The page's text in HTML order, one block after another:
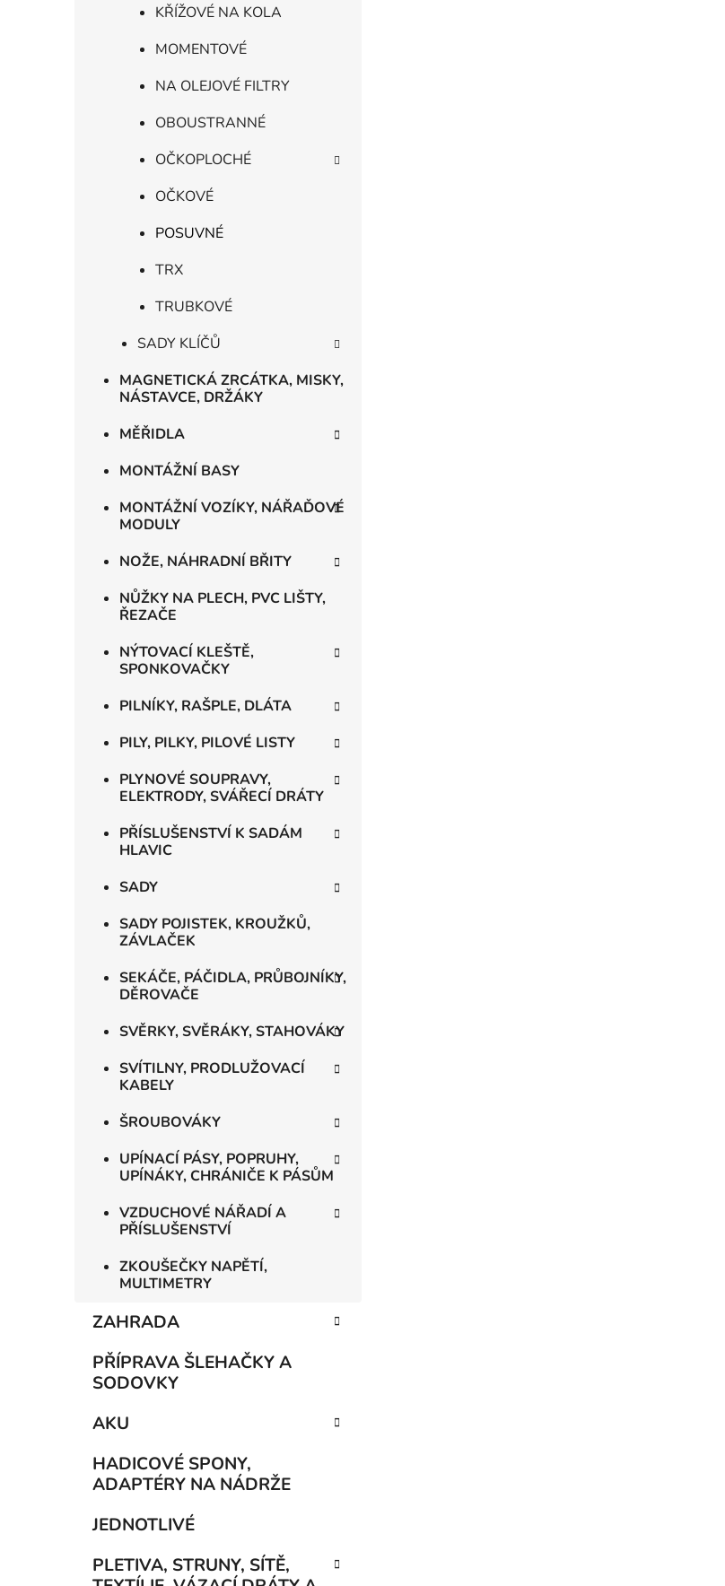
KŘÍŽOVÉ NA KOLA
MOMENTOVÉ
NA OLEJOVÉ FILTRY
OBOUSTRANNÉ
OČKOPLOCHÉ
OČKOVÉ
POSUVNÉ
TRX
TRUBKOVÉ
SADY KLÍČŮ
MAGNETICKÁ ZRCÁTKA, MISKY,
NÁSTAVCE, DRŽÁKY
MĚŘIDLA
MONTÁŽNÍ BASY
MONTÁŽNÍ VOZÍKY, NÁŘAĎOVÉ
MODULY
NOŽE, NÁHRADNÍ BŘITY
NŮŽKY NA PLECH, PVC LIŠTY,
ŘEZAČE
NÝTOVACÍ KLEŠTĚ,
SPONKOVAČKY
PILNÍKY, RAŠPLE, DLÁTA
PILY, PILKY, PILOVÉ LISTY
PLYNOVÉ SOUPRAVY,
ELEKTRODY, SVÁŘECÍ DRÁTY
PŘÍSLUŠENSTVÍ K SADÁM
HLAVIC
SADY
SADY POJISTEK, KROUŽKŮ,
ZÁVLAČEK
SEKÁČE, PÁČIDLA, PRŮBOJNÍKY,
DĚROVAČE
SVĚRKY, SVĚRÁKY, STAHOVÁKY
SVÍTILNY, PRODLUŽOVACÍ
KABELY
ŠROUBOVÁKY
UPÍNACÍ PÁSY, POPRUHY,
UPÍNÁKY, CHRÁNIČE K PÁSŮM
VZDUCHOVÉ NÁŘADÍ A
PŘÍSLUŠENSTVÍ
ZKOUŠEČKY NAPĚTÍ,
MULTIMETRY
ZAHRADA
PŘÍPRAVA ŠLEHAČKY A
SODOVKY
AKU
HADICOVÉ SPONY,
ADAPTÉRY NA NÁDRŽE
JEDNOTLIVÉ
PLETIVA, STRUNY, SÍTĚ,